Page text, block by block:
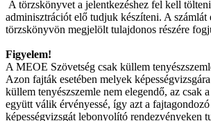
A törzskönyvet a jelentkezéshez fel kell
adminisztrációt elő tudjuk készíteni. A számlát
törzskönyvön megjelölt tulajdonos részére
Figyelem!
A MEOE Szövetség csak küllem
Azon fajták esetében melyek
küllem tenyészszemle nem elegendő, az csak
együtt válik érvényessé, így azt a
képességvizsgát lebonyolító rendezvényeken